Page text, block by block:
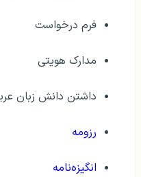
فرم درخواست
مدارک هویتی
داشتن دانش زبان
رزومه
انگیزه‌نامه